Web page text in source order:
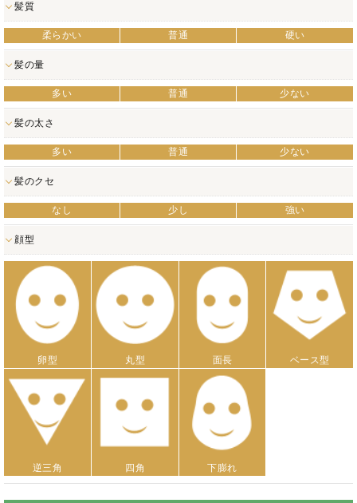
髪質
柔らかい 普通 硬い
髪の量
多い 普通 少ない
髪の太さ
多い 普通 少ない
髪のクセ
なし 少し 強い
顔型
卵型 丸型 面長 ベース型
逆三角 四角 下膨れ